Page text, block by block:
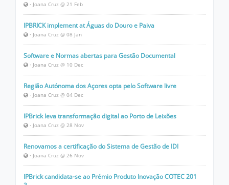
· Joana Cruz @ 21 Feb
IPBRICK implement at Águas do Douro e Paiva
· Joana Cruz @ 08 Jan
Software e Normas abertas para Gestão Documental
· Joana Cruz @ 10 Dec
Região Autónoma dos Açores opta pelo Software livre
· Joana Cruz @ 04 Dec
IPBrick leva transformação digital ao Porto de Leixões
· Joana Cruz @ 28 Nov
Renovamos a certificação do Sistema de Gestão de IDI
· Joana Cruz @ 26 Nov
IPBrick candidata-se ao Prémio Produto Inovação COTEC 201